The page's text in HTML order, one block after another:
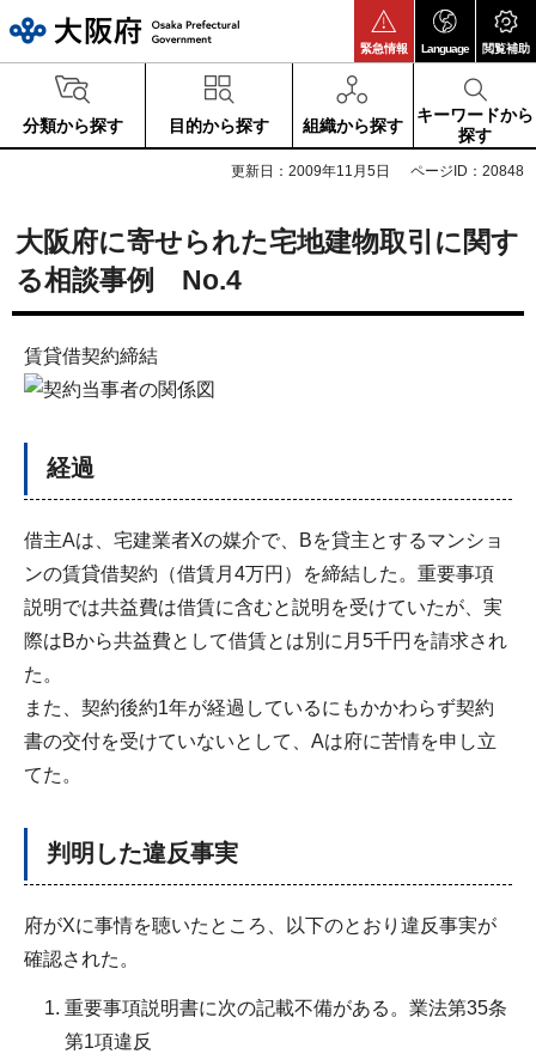
緊急情報 Language 閲覧補助
分類から探す 目的から探す 組織から探す
キーワードから
探す
更新日：2009年11月5日 ページID：20848
大阪府に寄せられた宅地建物取引に関す
る相談事例 No.4
賃貸借契約締結
経過
借主Aは、宅建業者Xの媒介で、Bを貸主とするマンショ
ンの賃貸借契約（借賃月4万円）を締結した。重要事項
説明では共益費は借賃に含むと説明を受けていたが、実
際はBから共益費として借賃とは別に月5千円を請求され
た。
また、契約後約1年が経過しているにもかかわらず契約
書の交付を受けていないとして、Aは府に苦情を申し立
てた。
判明した違反事実
府がXに事情を聴いたところ、以下のとおり違反事実が
確認された。
重要事項説明書に次の記載不備がある。業法第35条
第1項違反